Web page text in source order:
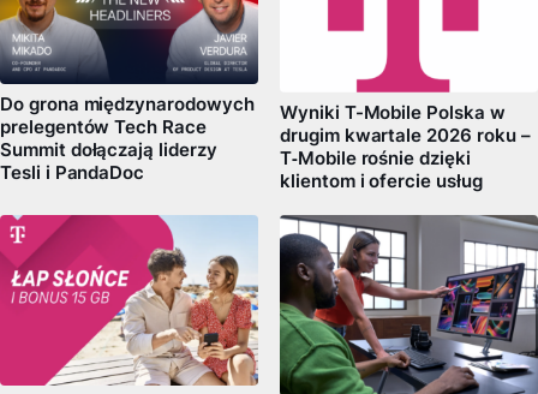
Do grona międzynarodowych
prelegentów Tech Race
Summit dołączają liderzy
Tesli i PandaDoc
Wyniki T-Mobile Polska w
drugim kwartale 2026 roku –
T‑Mobile rośnie dzięki
klientom i ofercie usług